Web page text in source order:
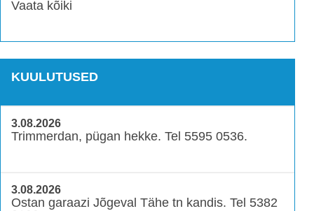
Vaata kõiki
KUULUTUSED
3.08.2026
Trimmerdan, pügan hekke. Tel 5595 0536.
3.08.2026
Ostan garaazi Jõgeval Tähe tn kandis. Tel 5382